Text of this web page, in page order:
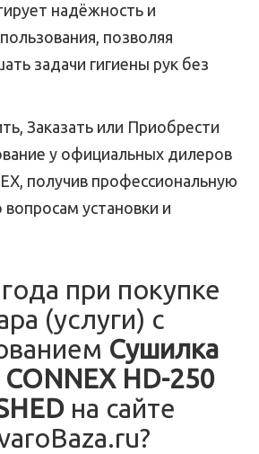
надёжность и
позволяя
задачи гигиены рук без
Заказать или Приобрести
у официальных дилеров
получив профессиональную
вопросам установки и
при покупке
(услуги) с
Сушилка
HD-250
на сайте